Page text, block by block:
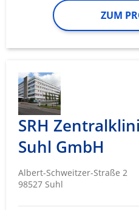
ZUM
SRH
Suhl GmbH
Albert-Schweitzer-Straße 2
98527 Suhl